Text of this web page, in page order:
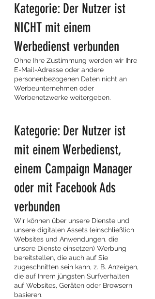
Kategorie: Der Nutzer ist
NICHT mit einem
Werbedienst verbunden
Ohne Ihre Zustimmung werden wir Ihre
E-Mail-Adresse oder andere
personenbezogenen Daten nicht an
Werbeunternehmen oder
Werbenetzwerke weitergeben.
Kategorie: Der Nutzer ist
mit einem Werbedienst,
einem Campaign Manager
oder mit Facebook Ads
verbunden
Wir können über unsere Dienste und
unsere digitalen Assets (einschließlich
Websites und Anwendungen, die
unsere Dienste einsetzen) Werbung
bereitstellen, die auch auf Sie
zugeschnitten sein kann, z. B. Anzeigen,
die auf Ihrem jüngsten Surfverhalten
auf Websites, Geräten oder Browsern
basieren.